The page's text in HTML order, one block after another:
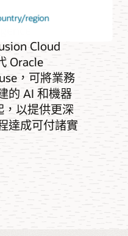
region
Cloud
Oracle
，可將業務
的 AI 和機器
，以提供更深
達成可付諸實